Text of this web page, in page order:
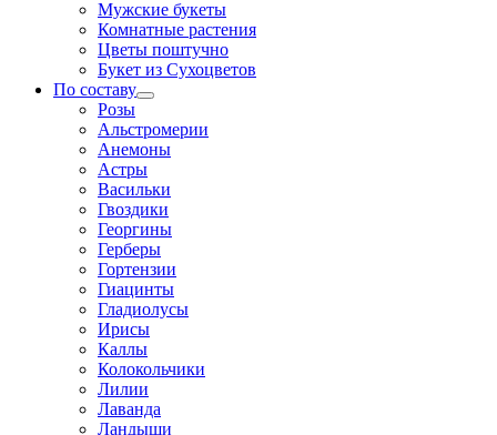
Мужские букеты
Комнатные растения
Цветы поштучно
Букет из Сухоцветов
По составу
Розы
Альстромерии
Анемоны
Астры
Васильки
Гвоздики
Георгины
Герберы
Гортензии
Гиацинты
Гладиолусы
Ирисы
Каллы
Колокольчики
Лилии
Лаванда
Ландыши